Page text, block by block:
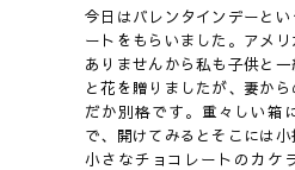
今日はバレンタインデーと
ートをもらいました。アメ
ありませんから私も子供と
と花を贈りましたが、妻か
だか別格です。重々しい箱
で、開けてみるとそこには
小さなチョコレートのカケ